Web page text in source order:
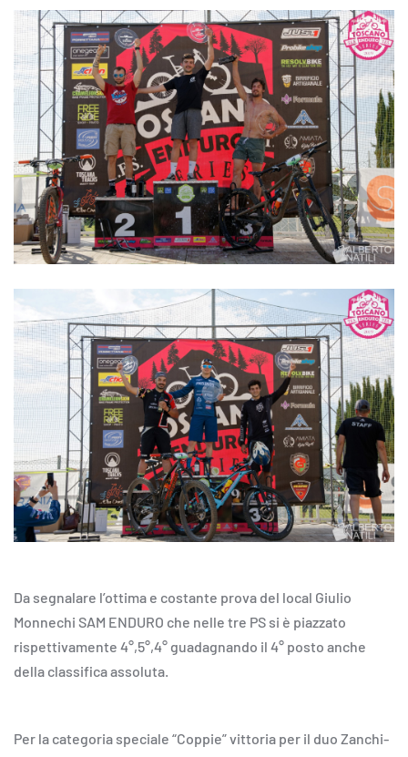
Da segnalare l’ottima e costante prova del local Giulio
Monnechi SAM ENDURO che nelle tre PS si è piazzato
rispettivamente 4°,5°,4° guadagnando il 4° posto anche
della classifica assoluta.
Per la categoria speciale “Coppie” vittoria per il duo Zanchi-